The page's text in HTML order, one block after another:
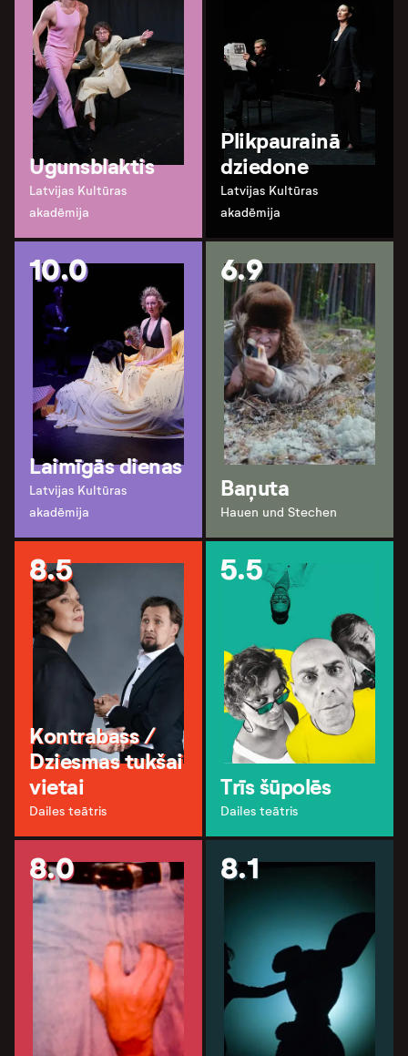
Ugunsblaktis
Latvijas Kultūras
akadēmija
Plikpaurainā
dziedone
Latvijas Kultūras
akadēmija
10.0
Laimīgās dienas
Latvijas Kultūras
akadēmija
6.9
Baņuta
Hauen und Stechen
8.5
Kontrabass /
Dziesmas tukšai
vietai
Dailes teātris
5.5
Trīs šūpolēs
Dailes teātris
8.0 8.1